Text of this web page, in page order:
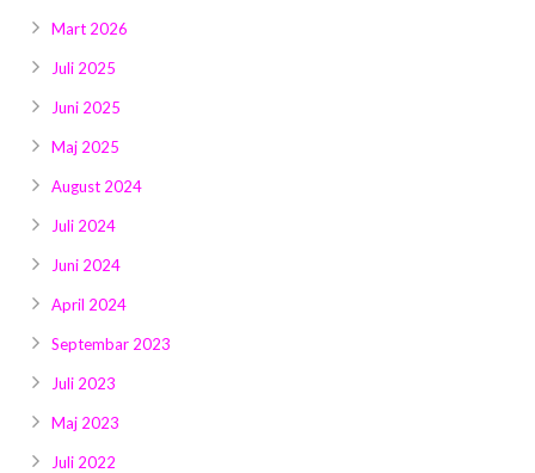
Mart 2026
Juli 2025
Juni 2025
Maj 2025
August 2024
Juli 2024
Juni 2024
April 2024
Septembar 2023
Juli 2023
Maj 2023
Juli 2022